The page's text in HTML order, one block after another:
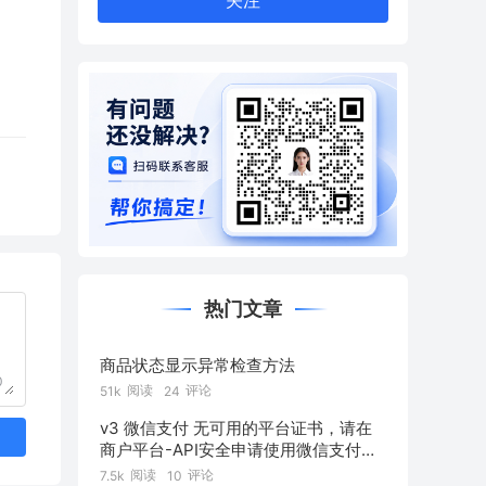
热门文章
商品状态显示异常检查方法
51k 阅读 24 评论
v3 微信支付 无可用的平台证书，请在
商户平台-API安全申请使用微信支付公
钥
7.5k 阅读 10 评论